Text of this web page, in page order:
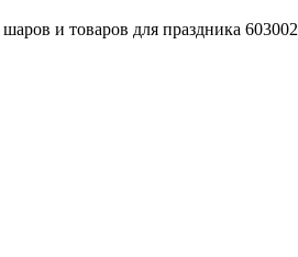
и товаров для праздника 603002